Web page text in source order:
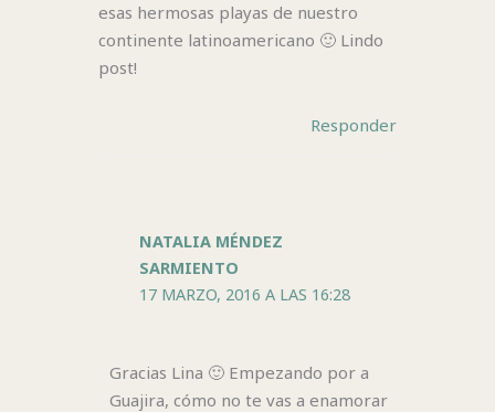
esas hermosas playas de nuestro
continente latinoamericano 🙂 Lindo
post!
Responder
NATALIA MÉNDEZ
SARMIENTO
17 MARZO, 2016 A LAS 16:28
Gracias Lina 🙂 Empezando por a
Guajira, cómo no te vas a enamorar